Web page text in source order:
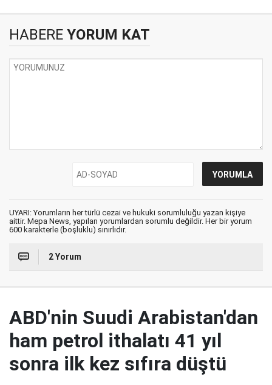
HABERE YORUM KAT
UYARI: Yorumların her türlü cezai ve hukuki sorumluluğu yazan kişiye
aittir. Mepa News, yapılan yorumlardan sorumlu değildir. Her bir yorum
600 karakterle (boşluklu) sınırlıdır.
2 Yorum
ABD'nin Suudi Arabistan'dan
ham petrol ithalatı 41 yıl
sonra ilk kez sıfıra düştü